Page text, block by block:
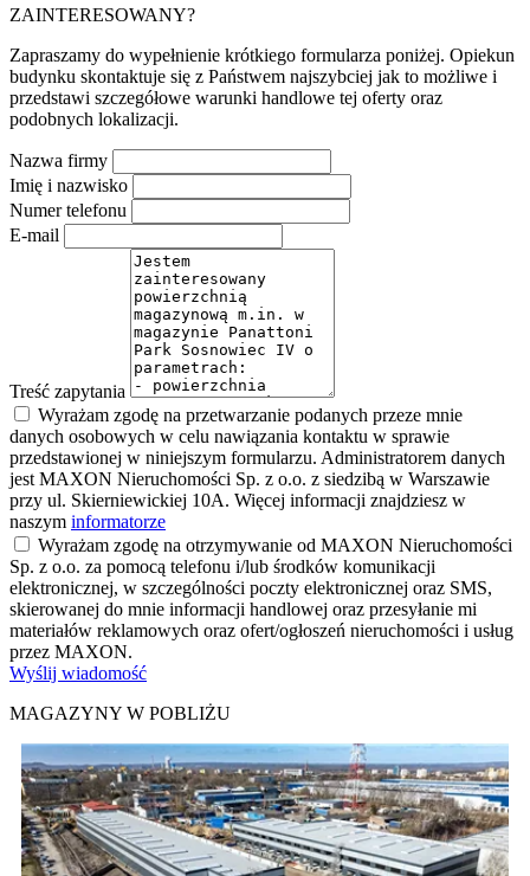
ZAINTERESOWANY?
Zapraszamy do wypełnienie krótkiego formularza poniżej. Opiekun
budynku skontaktuje się z Państwem najszybciej jak to możliwe i
przedstawi szczegółowe warunki handlowe tej oferty oraz
podobnych lokalizacji.
Nazwa firmy
Imię i nazwisko
Numer telefonu
E-mail
Treść zapytania
Wyrażam zgodę na przetwarzanie podanych przeze mnie
danych osobowych w celu nawiązania kontaktu w sprawie
przedstawionej w niniejszym formularzu. Administratorem danych
jest MAXON Nieruchomości Sp. z o.o. z siedzibą w Warszawie
przy ul. Skierniewickiej 10A. Więcej informacji znajdziesz w
naszym informatorze
Wyrażam zgodę na otrzymywanie od MAXON Nieruchomości
Sp. z o.o. za pomocą telefonu i/lub środków komunikacji
elektronicznej, w szczególności poczty elektronicznej oraz SMS,
skierowanej do mnie informacji handlowej oraz przesyłanie mi
materiałów reklamowych oraz ofert/ogłoszeń nieruchomości i usług
przez MAXON.
Wyślij wiadomość
MAGAZYNY W POBLIŻU